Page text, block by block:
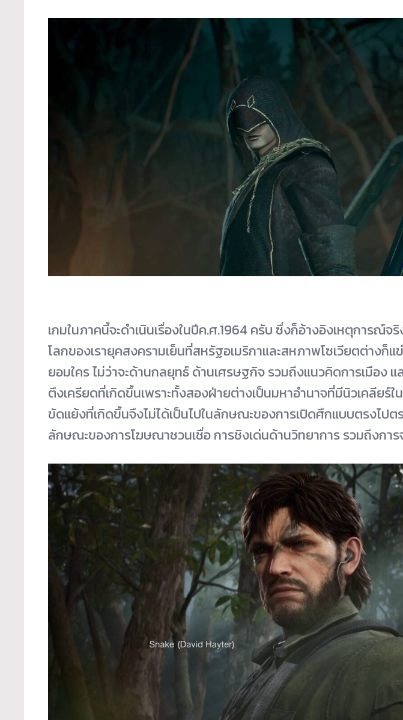
เกมในภาคนี้จะดำเนินเรื่องในปีค.ศ.1964 ครับ ซึ่งก็อ้างอิงเหตุการณ์จ
โลกของเรายุคสงครามเย็นที่สหรัฐอเมริกาและสหภาพโซเวียตต่างก็
ยอมใคร ไม่ว่าจะด้านกลยุทธ์ ด้านเศรษฐกิจ รวมถึงแนวคิดการเมือง แ
ตึงเครียดที่เกิดขึ้นเพราะทั้งสองฝ่ายต่างเป็นมหาอำนาจที่มีนิวเคลียร์
ขัดแย้งที่เกิดขึ้นจึงไม่ได้เป็นไปในลักษณะของการเปิดศึกแบบตรงไปต
ลักษณะของการโฆษณาชวนเชื่อ การชิงเด่นด้านวิทยาการ รวมถึงกา